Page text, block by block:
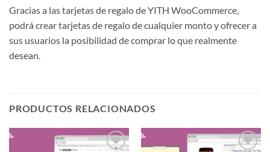
Gracias a las tarjetas de regalo de YITH WooCommerce,
podrá crear tarjetas de regalo de cualquier monto y ofrecer a
sus usuarios la posibilidad de comprar lo que realmente
desean.
PRODUCTOS RELACIONADOS